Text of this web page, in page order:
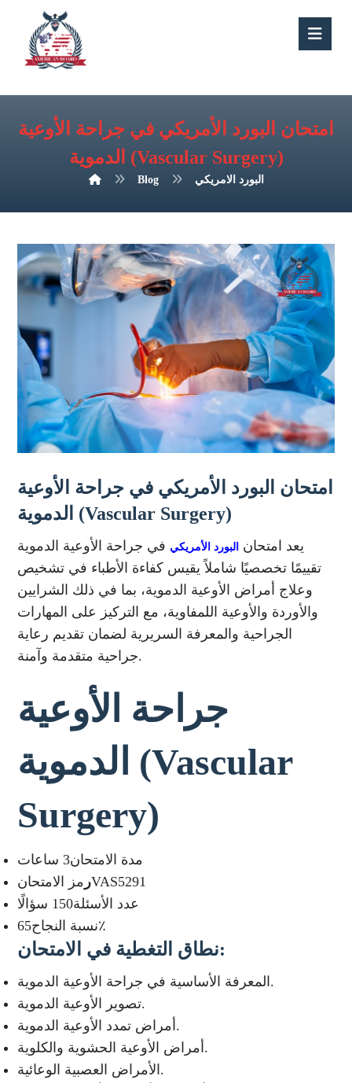
امتحان البورد الأمريكي في جراحة الأوعية
الدموية (Vascular Surgery)
Blog البورد الامريكي
امتحان البورد الأمريكي في جراحة الأوعية
الدموية (Vascular Surgery)
يعد امتحان البورد الأمريكي في جراحة الأوعية الدموية
تقييمًا تخصصيًا شاملاً يقيس كفاءة الأطباء في تشخيص
وعلاج أمراض الأوعية الدموية، بما في ذلك الشرايين
والأوردة والأوعية اللمفاوية، مع التركيز على المهارات
الجراحية والمعرفة السريرية لضمان تقديم رعاية
جراحية متقدمة وآمنة.
جراحة الأوعية
الدموية (Vascular
Surgery)
مدة الامتحان3 ساعات
رمز الامتحانVAS5291
عدد الأسئلة150 سؤالًا
نسبة النجاح65٪
نطاق التغطية في الامتحان:
المعرفة الأساسية في جراحة الأوعية الدموية.
تصوير الأوعية الدموية.
أمراض تمدد الأوعية الدموية.
أمراض الأوعية الحشوية والكلوية.
الأمراض العصبية الوعائية.